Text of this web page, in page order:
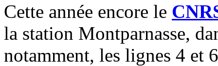
Cette année encore le
la station Montparnasse,
notamment, les lignes 4 et